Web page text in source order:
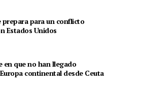
prepara para un conflicto
Estados Unidos
en que no han llegado
continental desde Ceuta